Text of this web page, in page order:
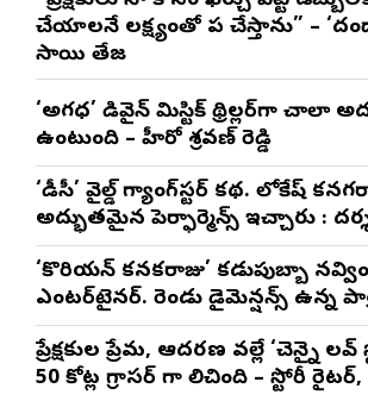
చేయాలనే లక్ష్యంతో పని చేస్తాను” –
సాయి తేజ
‘అగధ’ డివైన్ మిస్టిక్ థ్రిల్లర్‌గా చాలా
ఉంటుంది – హీరో శ్రవణ్ రెడ్డి
‘డీసీ’ వైల్డ్ గ్యాంగ్‌స్టర్ కథ. లోకేష్
అద్భుతమైన పెర్ఫార్మెన్స్ ఇచ్చారు :
మాథేశ్వరన్
‘కొరియన్ కనకరాజు’ కడుపుబ్బా
ఎంటర్‌టైనర్. రెండు డైమెన్షన్స్ ఉన్న
నటించడం చాలా సంతృప్తినిచ్చింది :
ప్రేక్షకుల ప్రేమ, ఆదరణ వల్లే ‘చెన్నై లవ్
50 కోట్ల గ్రాసర్ గా నిలిచింది – స్టోరీ